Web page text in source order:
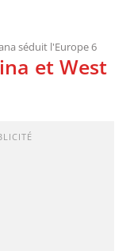
séduit l'Europe 6
et West